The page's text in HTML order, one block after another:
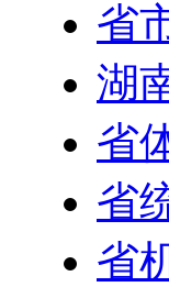
省
湖
省
省
省